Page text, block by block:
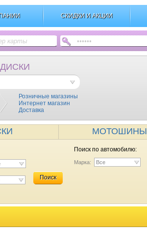
СКИДКИ И АКЦИИ
Розничные магазины
Интернет магазин
Доставка
МОТОШИНЫ
Поиск
Поиск по автомобилю:
Марка: Все